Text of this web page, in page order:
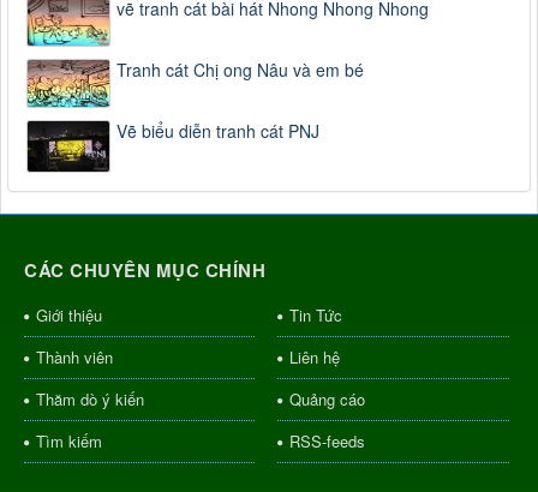
vẽ tranh cát bài hát Nhong Nhong Nhong
Tranh cát Chị ong Nâu và em bé
Vẽ biểu diễn tranh cát PNJ
CÁC CHUYÊN MỤC CHÍNH
Giới thiệu
Tin Tức
Thành viên
Liên hệ
Thăm dò ý kiến
Quảng cáo
Tìm kiếm
RSS-feeds